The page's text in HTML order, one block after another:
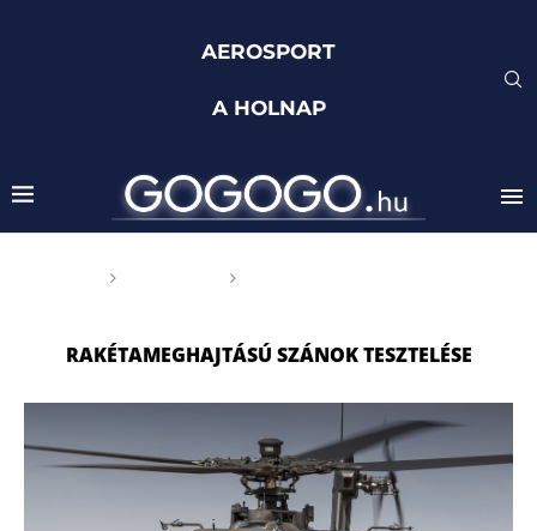
AEROSPORT
A HOLNAP
RAKÉTAMEGHAJTÁSÚ SZÁNOK TESZTELÉSE